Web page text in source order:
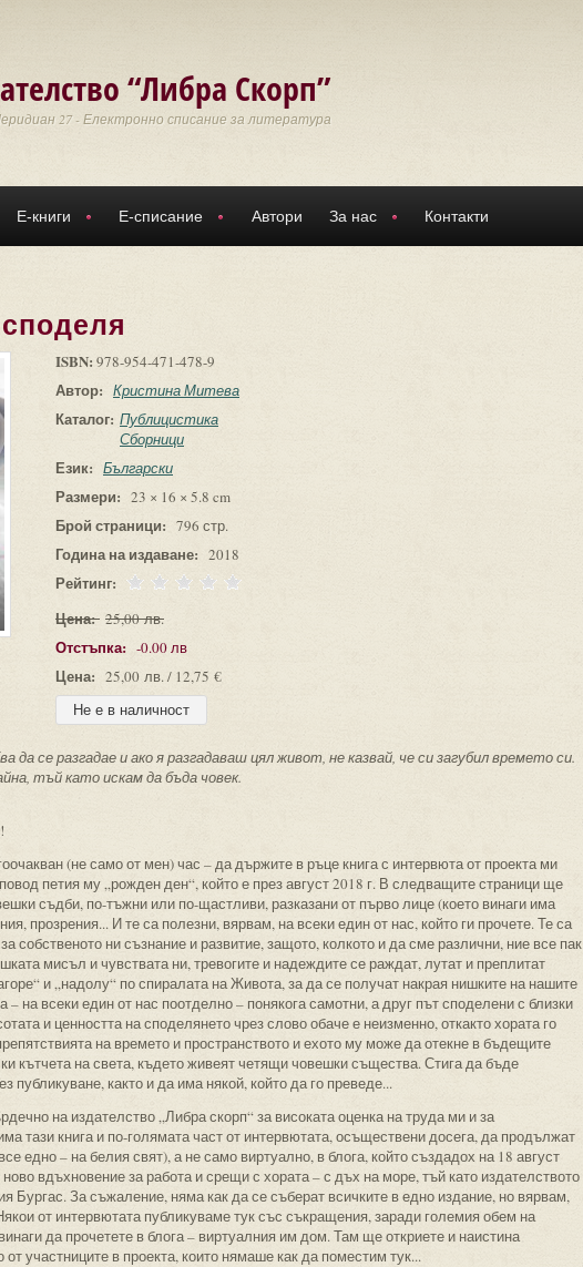
“Либра Скорп”
27 - Електронно списание за литература
Е-книги Е-списание Автори За нас Контакти
ISBN: 978-954-471-478-9
Автор: Кристина Митева
Каталог: Публицистика
Сборници
Език: Български
Размери: 23 × 16 × 5.8 cm
Брой страници: 796 стр.
Година на издаване: 2018
Рейтинг:
Цена: 25,00 лв.
Отстъпка: -0.00 лв
Цена: 25,00 лв. / 12,75 €
да се разгадае и ако я разгадаваш цял живот, не казвай, че си загубил времето си.
тъй като искам да бъда човек.
(не само от мен) час – да държите в ръце книга с интервюта от проекта ми
петия му „рожден ден“, който е през август 2018 г. В следващите страници ще
съдби, по-тъжни или по-щастливи, разказани от първо лице (което винаги има
прозрения... И те са полезни, вярвам, на всеки един от нас, който ги прочете. Те са
собственото ни съзнание и развитие, защото, колкото и да сме различни, ние все пак
мисъл и чувствата ни, тревогите и надеждите се раждат, лутат и преплитат
и „надолу“ по спиралата на Живота, за да се получат накрая нишките на нашите
на всеки един от нас поотделно – понякога самотни, а друг път споделени с близки
и ценността на споделянето чрез слово обаче е неизменно, откакто хората го
на времето и пространството и ехото му може да отекне в бъдещите
кътчета на света, където живеят четящи човешки същества. Стига да бъде
публикуване, както и да има някой, който да го преведе...
на издателство „Либра скорп“ за високата оценка на труда ми и за
тази книга и по-голямата част от интервютата, осъществени досега, да продължат
едно – на белия свят), а не само виртуално, в блога, който създадох на 18 август
вдъхновение за работа и срещи с хората – с дъх на море, тъй като издателството
Бургас. За съжаление, няма как да се съберат всичките в едно издание, но вярвам,
от интервютата публикуваме тук със съкращения, заради големия обем на
да прочетете в блога – виртуалния им дом. Там ще откриете и наистина
от участниците в проекта, които нямаше как да поместим тук...